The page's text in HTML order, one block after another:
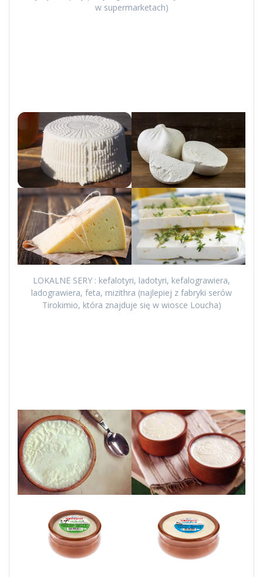
w supermarketach)
LOKALNE SERY : kefalotyri, ladotyri, kefalograwiera,
ladograwiera, feta, mizithra (najlepiej z fabryki serów
Tirokimio, która znajduje się w wiosce Loucha)